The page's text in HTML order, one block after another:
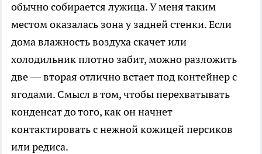
обычно собирается лужица. У меня таким
местом оказалась зона у задней стенки. Если
дома влажность воздуха скачет или
холодильник плотно забит, можно разложить
две — вторая отлично встает под контейнер с
ягодами. Смысл в том, чтобы перехватывать
конденсат до того, как он начнет
контактировать с нежной кожицей персиков
или редиса.